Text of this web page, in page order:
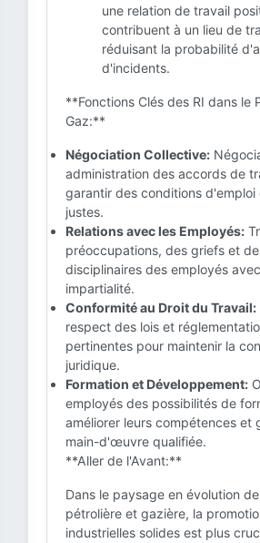
une relation de travail
contribuent à un lieu de
réduisant la probabilité
d'incidents.
**Fonctions Clés des RI dans le
Gaz:**
Négociation Collective:
administration des accords de
garantir des conditions d'emploi
justes.
Relations avec les Employés:
préoccupations, des griefs et
disciplinaires des employés
impartialité.
Conformité au Droit du Travail:
respect des lois et
pertinentes pour maintenir la
juridique.
Formation et Développement:
employés des possibilités de
améliorer leurs compétences et
main-d'œuvre qualifiée.
**Aller de l'Avant:**
Dans le paysage en évolution
pétrolière et gazière, la
industrielles solides est plus